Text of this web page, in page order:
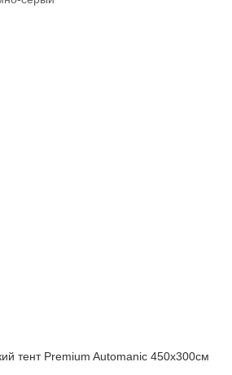
тент Premium Automanic 450х300см